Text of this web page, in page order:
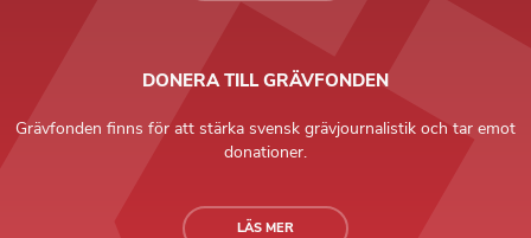
DONERA TILL GRÄVFONDEN
Grävfonden finns för att stärka svensk grävjournalistik och tar emot
donationer.
LÄS MER